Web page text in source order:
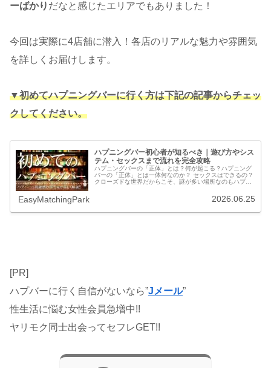
ーばかり だなと感じたエリアでもありました！
今回は実際に4店舗に潜入！各店のリアルな魅力や雰囲気
を詳しくお届けします。
▼初めてハプニングバーに行く方は下記の記事からチェッ
クしてください。
ハプニングバー初心者が知るべき｜遊び方やシス
テム・セックスまで流れを完全攻略
ハプニングバーの「正体」とは？何が起こる？ハプニング
バーの「正体」とは一体何なのか？ セックスはできるの？
クローズドな世界だからこそ、謎が多い場所なのもハプニ
EasyMatchingPark 2026.06.25
[PR]
ハプバーに行く自信がないなら”Jメール”
性生活に悩む女性会員急増中!!
ヤリモク同士出会ってセフレGET!!